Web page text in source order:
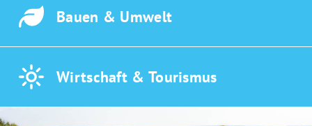
Bauen & Umwelt
Wirtschaft & Tourismus